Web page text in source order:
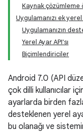
Kaynak çözümleme
Uygulamanızı ek
Uygulamanızın
Yerel Ayar API'sı
Biçimlendiriciler
Android 7.0 (API
çok dilli kullanıcılar
ayarlarda birden
desteklenen yerel
bu olanağı ve